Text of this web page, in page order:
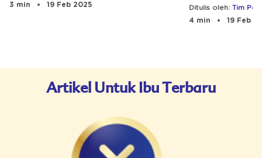
3 min
19 Feb 2025 Ditulis oleh:Tim
4 min
19 Feb
Artikel Untuk Ibu Terbaru